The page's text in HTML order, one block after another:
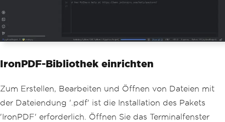
IronPDF-Bibliothek einrichten
Zum Erstellen, Bearbeiten und Öffnen von Dateien mit
der Dateiendung '.pdf' ist die Installation des Pakets
'IronPDF' erforderlich. Öffnen Sie das Terminalfenster